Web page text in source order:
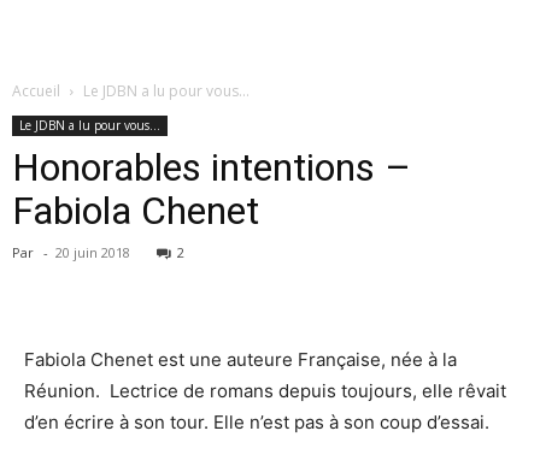
Accueil Le JDBN a lu pour vous...
Le JDBN a lu pour vous...
Honorables intentions –
Fabiola Chenet
Par - 20 juin 2018 2
Fabiola Chenet est une auteure Française, née à la
Réunion. Lectrice de romans depuis toujours, elle rêvait
d’en écrire à son tour. Elle n’est pas à son coup d’essai.